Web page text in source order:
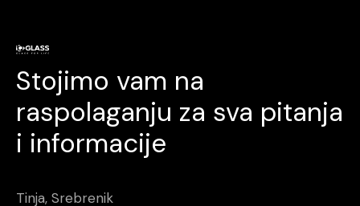
Stojimo vam na
raspolaganju za sva pitanja
i informacije
Tinja, Srebrenik